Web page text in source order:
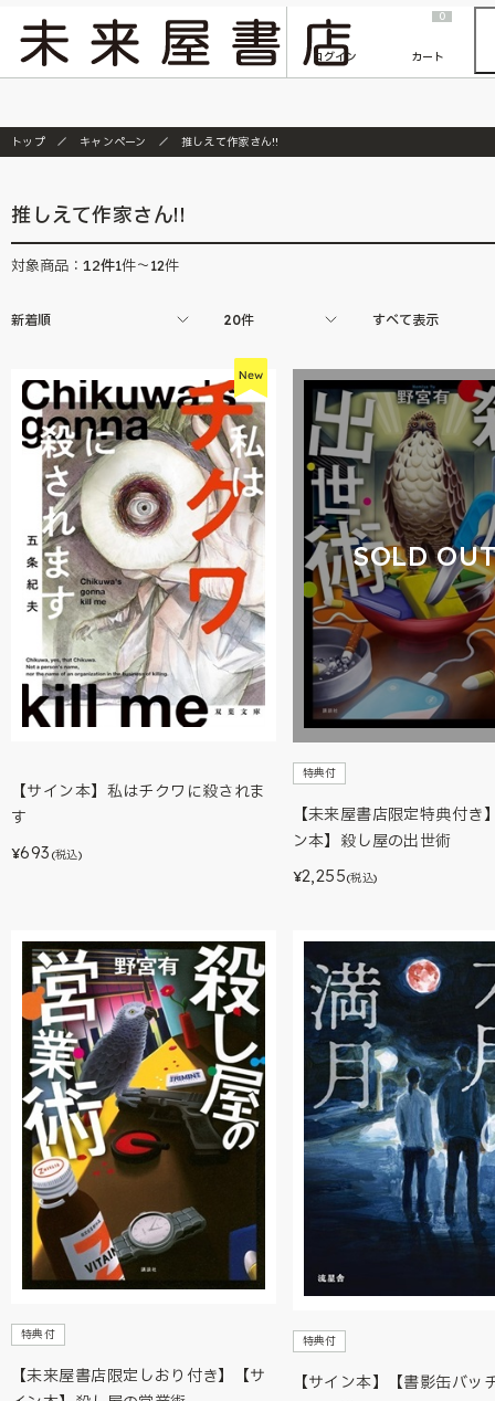
『ONE PIECE magazine 021 ONE PIECEカード付き同梱版』発売延期のご案内
ログイン
0
カート
トップ キャンペーン 推しえて作家さん!!
推しえて作家さん!!
対象商品： 12件1件～12件
新着順 20件 すべて表示
【サイン本】私はチクワに殺されま
す
¥693 (税込)
SOLD
特典付
【未来屋書店限定特典付き
ン本】殺し屋の出世術
¥2,255(税込)
特典付
【未来屋書店限定しおり付き】【サ
特典付
【サイン本】【書影缶バッ